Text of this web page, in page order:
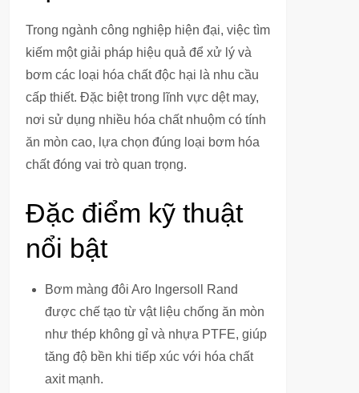
Trong ngành công nghiệp hiện đại, việc tìm
kiếm một giải pháp hiệu quả để xử lý và
bơm các loại hóa chất độc hại là nhu cầu
cấp thiết. Đặc biệt trong lĩnh vực dệt may,
nơi sử dụng nhiều hóa chất nhuộm có tính
ăn mòn cao, lựa chọn đúng loại bơm hóa
chất đóng vai trò quan trọng.
Đặc điểm kỹ thuật
nổi bật
Bơm màng đôi Aro Ingersoll Rand
được chế tạo từ vật liệu chống ăn mòn
như thép không gỉ và nhựa PTFE, giúp
tăng độ bền khi tiếp xúc với hóa chất
axit mạnh.